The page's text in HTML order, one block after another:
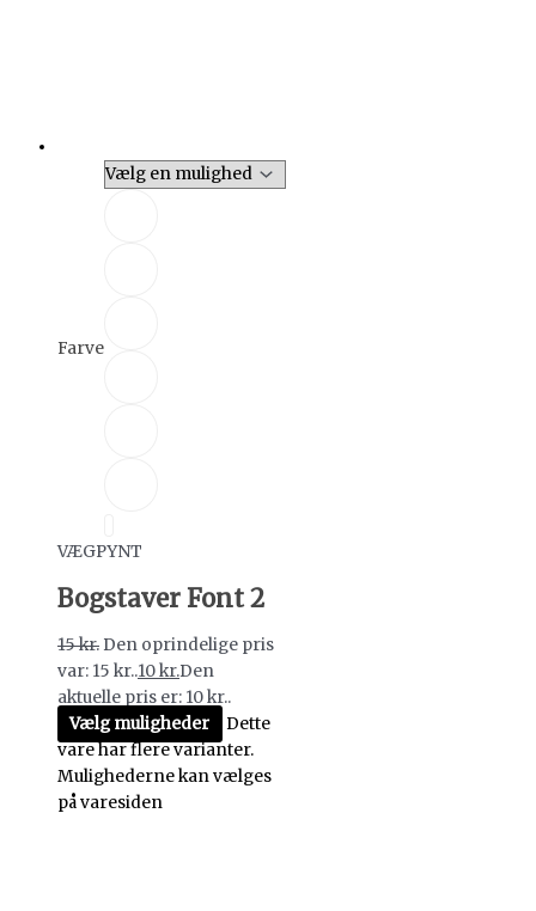
Farve
VÆGPYNT
Bogstaver Font 2
15kr. Den oprindelige pris
var: 15 kr..10kr.Den
aktuelle pris er: 10 kr..
Vælg muligheder
Dette
vare har flere varianter.
Mulighederne kan vælges
på varesiden